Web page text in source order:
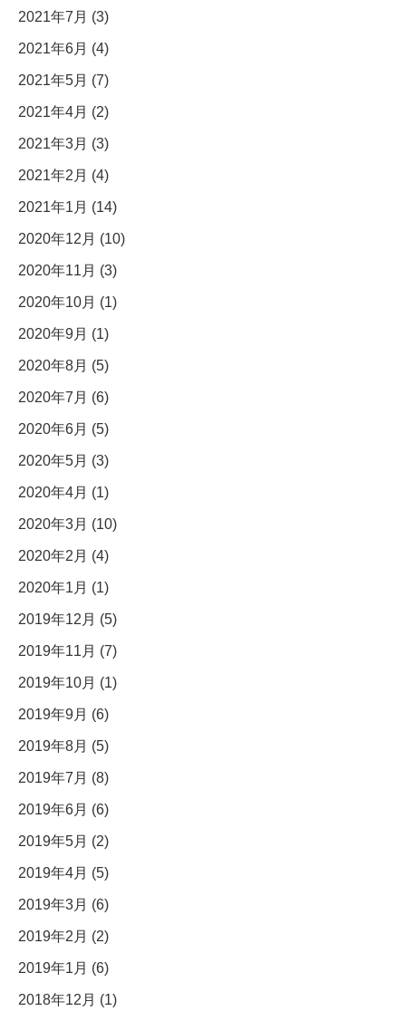
2021年7月 (3)
2021年6月 (4)
2021年5月 (7)
2021年4月 (2)
2021年3月 (3)
2021年2月 (4)
2021年1月 (14)
2020年12月 (10)
2020年11月 (3)
2020年10月 (1)
2020年9月 (1)
2020年8月 (5)
2020年7月 (6)
2020年6月 (5)
2020年5月 (3)
2020年4月 (1)
2020年3月 (10)
2020年2月 (4)
2020年1月 (1)
2019年12月 (5)
2019年11月 (7)
2019年10月 (1)
2019年9月 (6)
2019年8月 (5)
2019年7月 (8)
2019年6月 (6)
2019年5月 (2)
2019年4月 (5)
2019年3月 (6)
2019年2月 (2)
2019年1月 (6)
2018年12月 (1)